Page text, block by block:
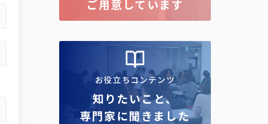
ご用意しています
お役立ちコンテンツ
知りたいこと、
専門家に聞きました